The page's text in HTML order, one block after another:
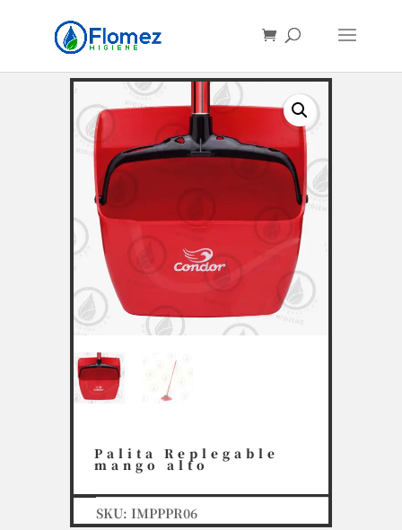
productos
Palita Replegable
mango alto
SKU:IMPPPR06